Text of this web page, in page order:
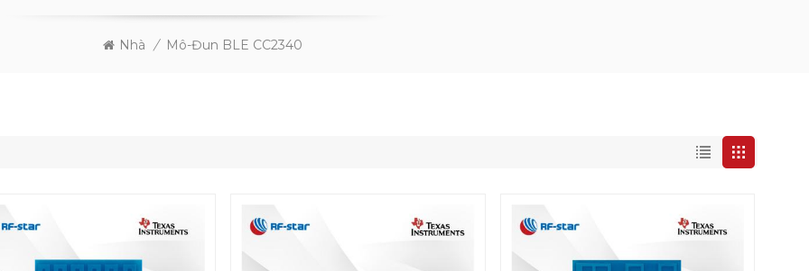
Nhà / Mô-Đun BLE CC2340